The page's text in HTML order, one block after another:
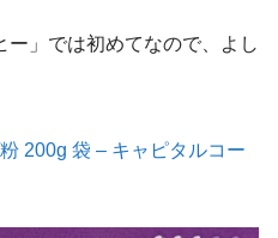
」では初めてなので、よし
200g 袋 – キャピタルコー